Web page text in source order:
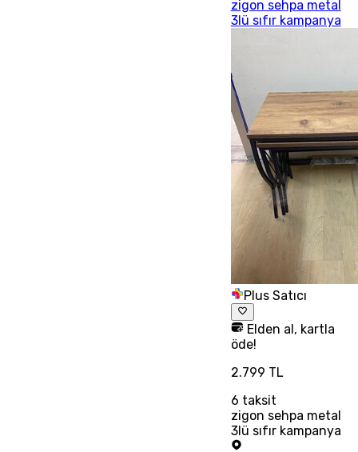
zigon sehpa metal
3lü sıfır kampanya
Plus Satıcı
Elden al, kartla
öde!
2.799 TL
6 taksit
zigon sehpa metal
3lü sıfır kampanya